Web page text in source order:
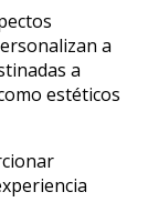
a
a
estéticos